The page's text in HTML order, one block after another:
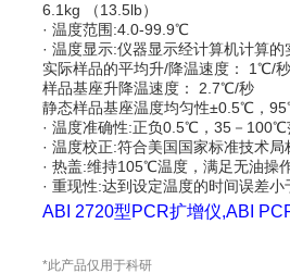
6.1kg （13.5lb）
· 温度范围:4.0-99.9℃
· 温度显示:仪器显示经计算机计算
实际样品的平均升/降温速度： 1℃/秒
样品基座升降温速度： 2.7℃/秒
静态样品基座温度均匀性±0.5℃，
· 温度准确性:正负0.5℃，35－100℃
· 温度校正:符合美国国家标准技术局
· 热盖:维持105℃温度，满足无油操
· 重现性:达到设定温度的时间误差小
ABI 2720型PCR扩增仪,ABI
*此产品仅用于科研